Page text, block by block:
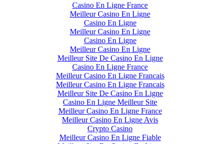
Casino En Ligne France
Meilleur Casino En Ligne
Casino En Ligne
Meilleur Casino En Ligne
Casino En Ligne
Meilleur Casino En Ligne
Meilleur Site De Casino En Ligne
Casino En Ligne France
Meilleur Casino En Ligne Francais
Meilleur Casino En Ligne Francais
Meilleur Site De Casino En Ligne
Casino En Ligne Meilleur Site
Meilleur Casino En Ligne France
Meilleur Casino En Ligne Avis
Crypto Casino
Meilleur Casino En Ligne Fiable